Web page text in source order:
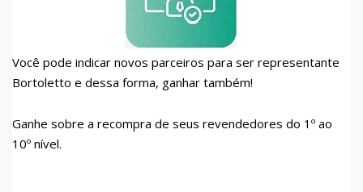
Você pode indicar novos parceiros para ser representante
Bortoletto e dessa forma, ganhar também!
Ganhe sobre a recompra de seus revendedores do 1º ao
10º nível.